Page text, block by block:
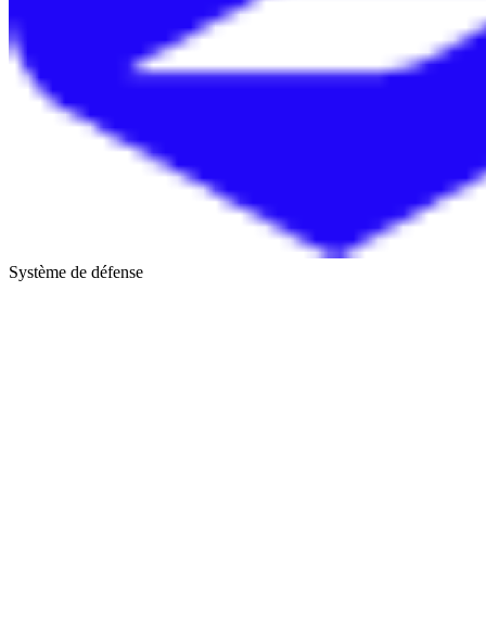
Système de défense